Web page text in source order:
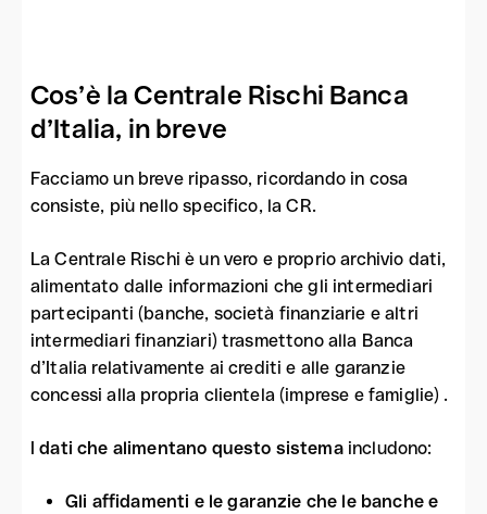
Cos’è la Centrale Rischi Banca
d’Italia, in breve
Facciamo un breve ripasso, ricordando in cosa
consiste, più nello specifico, la CR.
La Centrale Rischi è un vero e proprio archivio dati,
alimentato dalle informazioni che gli intermediari
partecipanti (banche, società finanziarie e altri
intermediari finanziari) trasmettono alla Banca
d’Italia relativamente ai crediti e alle garanzie
concessi alla propria clientela (imprese e famiglie) .
Idati che alimentano questo sistemaincludono:
Gli affidamenti e le garanzie che le banche e